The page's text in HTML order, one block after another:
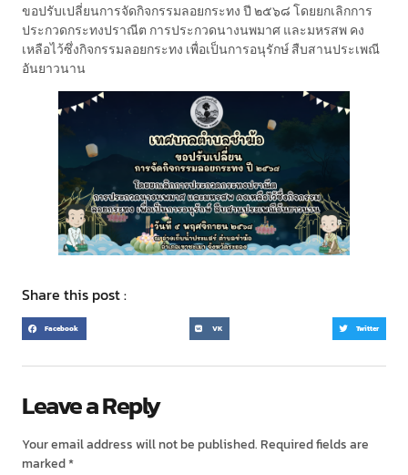
ขอปรับเปลี่ยนการจัดกิจกรรมลอยกระทง ปี ๒๕๖๘ โดยยกเลิกการ
ประกวดกระทงปราณีต การประกวดนางนพมาศ และมหรสพ คง
เหลือไว้ซึ่งกิจกรรมลอยกระทง เพื่อเป็นการอนุรักษ์ สืบสานประเพณี
อันยาวนาน
Share this post :
Facebook VK Twitter
Leave a Reply
Your email address will not be published. Required fields are
marked*